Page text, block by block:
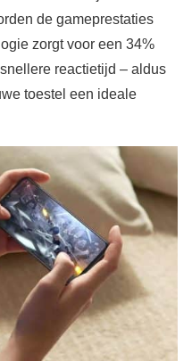
de gameprestaties
zorgt voor een 34%
reactietijd – aldus
toestel een ideale